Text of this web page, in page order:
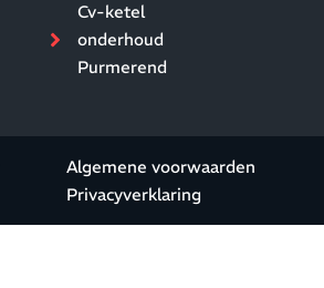
Cv-ketel
onderhoud
Purmerend
Algemene voorwaarden
Privacyverklaring